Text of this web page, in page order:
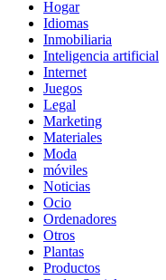
Hogar
Idiomas
Inmobiliaria
Inteligencia artificial
Internet
Juegos
Legal
Marketing
Materiales
Moda
móviles
Noticias
Ocio
Ordenadores
Otros
Plantas
Productos